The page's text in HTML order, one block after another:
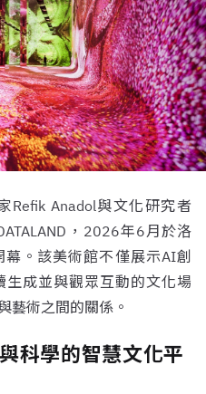
Refik Anadol與文化研究者
，2026年6月於洛
幕。該美術館不僅展示AI創
成並與觀眾互動的文化場
藝術之間的關係。
科學的智慧文化平